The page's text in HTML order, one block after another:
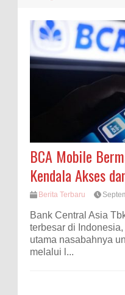
BCA Mobile
Kendala Akses
Berita Terbaru
Bank Central Asia
terbesar di
utama nasabahnya
melalui l...